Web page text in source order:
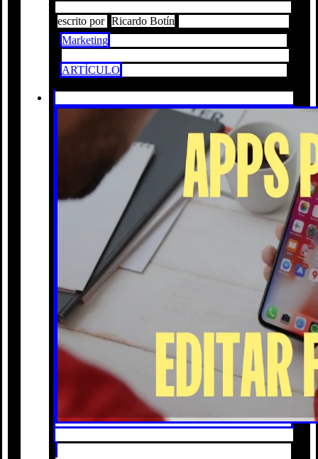
escrito por Ricardo Botín
Marketing
ARTÍCULO